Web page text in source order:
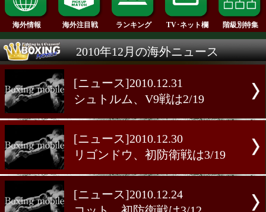
海外情報 海外注目戦 ランキング TV･ネット欄
2010年12月の海外ニュース
[ニュース]2010.12.31
シュトルム、V9戦は2/19
[ニュース]2010.12.30